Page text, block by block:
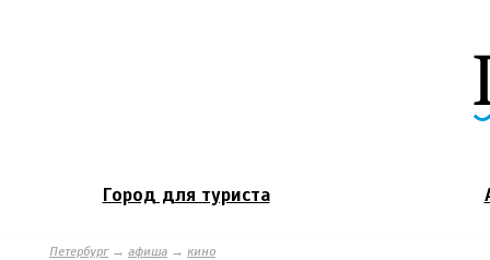
Город для туриста
Петербург→ афиша → кино